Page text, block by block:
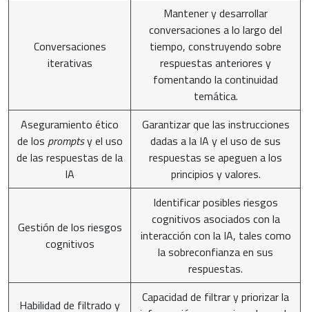
Conversaciones
iterativas
Mantener y desarrollar
conversaciones a lo largo del
tiempo, construyendo sobre
respuestas anteriores y
fomentando la continuidad
temática.
Aseguramiento ético
de los promptsy el uso
de las respuestas de la
IA
Garantizar que las instrucciones
dadas a la IA y el uso de sus
respuestas se apeguen a los
principios y valores.
Gestión de los riesgos
cognitivos
Identificar posibles riesgos
cognitivos asociados con la
interacción con la IA, tales como
la sobreconfianza en sus
respuestas.
Habilidad de filtrado y
Capacidad de filtrar y priorizar la